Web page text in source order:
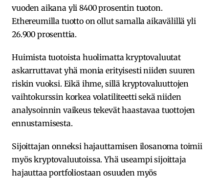
vuoden aikana yli 8400 prosentin tuoton.
Ethereumilla tuotto on ollut samalla aikavälillä yli
26.900 prosenttia.
Huimista tuotoista huolimatta kryptovaluutat
askarruttavat yhä monia erityisesti niiden suuren
riskin vuoksi. Eikä ihme, sillä kryptovaluuttojen
vaihtokurssin korkea volatiliteetti sekä niiden
analysoinnin vaikeus tekevät haastavaa tuottojen
ennustamisesta.
Sijoittajan onneksi hajauttamisen ilosanoma toimii
myös kryptovaluutoissa. Yhä useampi sijoittaja
hajauttaa portfoliostaan osuuden myös